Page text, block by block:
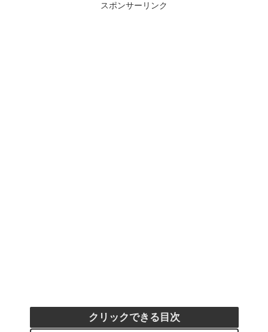
スポンサーリンク
クリックできる目次